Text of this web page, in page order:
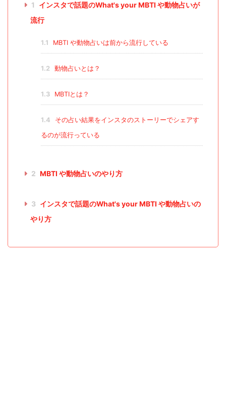
1
インスタで話題のWhat's your MBTI や動物占いが
流行
1.1 MBTI や動物占いは前から流行している
1.2 動物占いとは？
1.3 MBTIとは？
1.4
その占い結果をインスタのストーリーでシェアす
るのが流行っている
2 MBTI や動物占いのやり方
3 インスタで話題のWhat's your MBTI や動物占いの
やり方